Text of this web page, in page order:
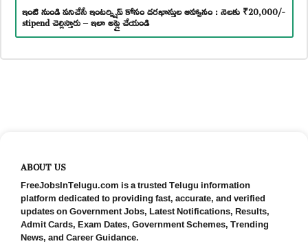
ఇంటి నుండి పనిచేసే ఇంటర్న్షిప్ కోసం దరఖాస్తుల ఆహ్వానం : నెలకు ₹20,000/-
stipend చెల్లిస్తారు – ఇలా అప్లై చేయండి
ABOUT US
FreeJobsInTelugu.com is a trusted Telugu information
platform dedicated to providing fast, accurate, and verified
updates on Government Jobs, Latest Notifications, Results,
Admit Cards, Exam Dates, Government Schemes, Trending
News, and Career Guidance.